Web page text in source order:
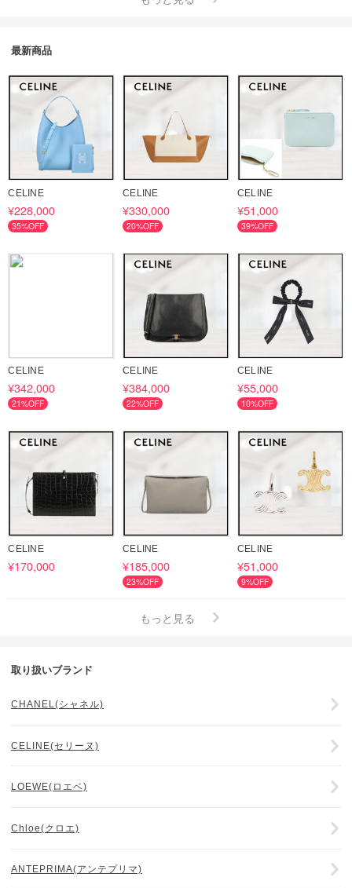
最新商品
CELINE
¥228,000
35%OFF
CELINE
¥330,000
20%OFF
CELINE
¥51,000
39%OFF
CELINE
¥342,000
21%OFF
CELINE
¥384,000
22%OFF
CELINE
¥55,000
10%OFF
CELINE
¥170,000
CELINE
¥185,000
23%OFF
CELINE
¥51,000
9%OFF
もっと見る
取り扱いブランド
CHANEL(シャネル)
CELINE(セリーヌ)
LOEWE(ロエベ)
Chloe(クロエ)
ANTEPRIMA(アンテプリマ)